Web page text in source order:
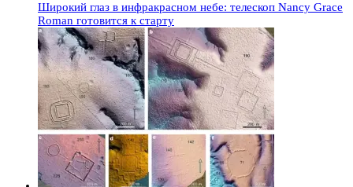
Широкий глаз в инфракрасном небе: телескоп Nancy Grace
Roman готовится к старту